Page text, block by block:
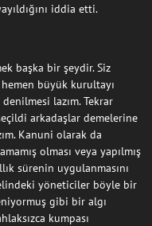
iddia etti.
başka bir şeydir. Siz
büyük kurultayı
lazım. Tekrar
arkadaşlar demelerine
Kanuni olarak da
olması veya yapılmış
sürenin uygulanmasını
elindeki yöneticiler böyle bir
gibi bir algı
kumpası